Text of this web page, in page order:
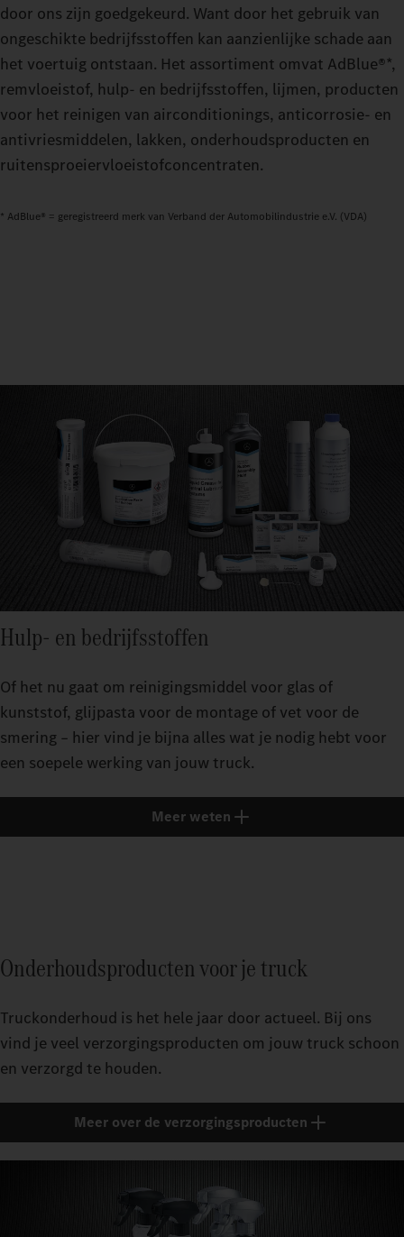
door ons zijn goedgekeurd. Want door het gebruik van
ongeschikte bedrijfsstoffen kan aanzienlijke schade aan
het voertuig ontstaan. Het assortiment omvat AdBlue®*,
remvloeistof, hulp‑ en bedrijfsstoffen, lijmen, producten
voor het reinigen van airconditionings, anticorrosie‑ en
antivriesmiddelen, lakken, onderhoudsproducten en
ruitensproeiervloeistofconcentraten.
* AdBlue® = geregistreerd merk van Verband der Automobilindustrie e.V. (VDA)
Hulp- en bedrijfsstoffen
Of het nu gaat om reinigingsmiddel voor glas of
kunststof, glijpasta voor de montage of vet voor de
smering – hier vind je bijna alles wat je nodig hebt voor
een soepele werking van jouw truck.
Meer weten
Onderhoudsproducten voor je truck
Truckonderhoud is het hele jaar door actueel. Bij ons
vind je veel verzorgingsproducten om jouw truck schoon
en verzorgd te houden.
Meer over de verzorgingsproducten